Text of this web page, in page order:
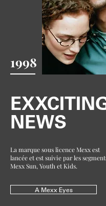
1998
NEWS
La marque sous licence Mexx est
lancée et est suivie par les
Mexx Sun, Youth et Kids.
A Mexx Eyes